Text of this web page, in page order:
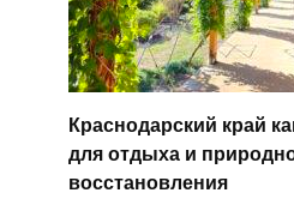
Краснодарский край
для отдыха и
восстановления